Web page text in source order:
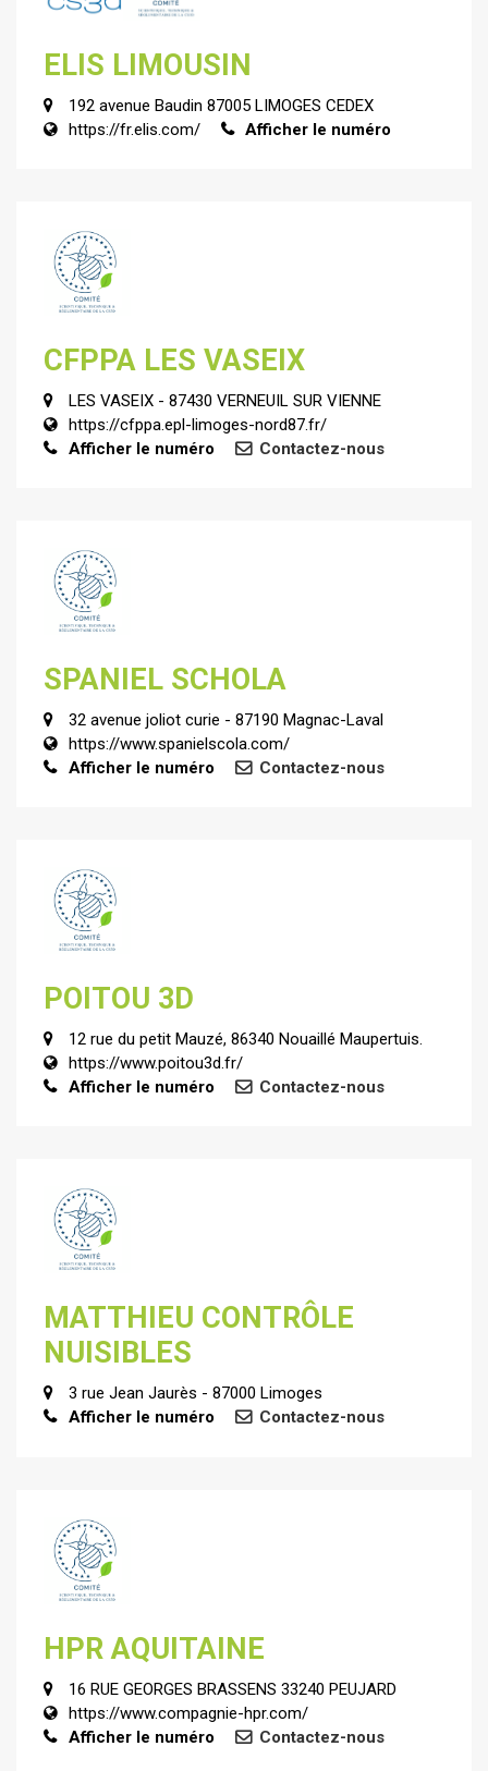
ELIS LIMOUSIN
192 avenue Baudin 87005 LIMOGES CEDEX
https://fr.elis.com/
Afficher le numéro
CFPPA LES VASEIX
LES VASEIX - 87430 VERNEUIL SUR VIENNE
https://cfppa.epl-limoges-nord87.fr/
Afficher le numéro
Contactez-nous
SPANIEL SCHOLA
32 avenue joliot curie - 87190 Magnac-Laval
https://www.spanielscola.com/
Afficher le numéro
Contactez-nous
POITOU 3D
12 rue du petit Mauzé, 86340 Nouaillé Maupertuis.
https://www.poitou3d.fr/
Afficher le numéro
Contactez-nous
MATTHIEU CONTRÔLE
NUISIBLES
3 rue Jean Jaurès - 87000 Limoges
Afficher le numéro
Contactez-nous
HPR AQUITAINE
16 RUE GEORGES BRASSENS 33240 PEUJARD
https://www.compagnie-hpr.com/
Afficher le numéro
Contactez-nous